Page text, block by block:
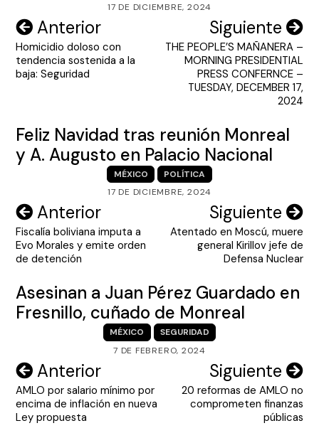
17 DE DICIEMBRE, 2024
Navegación
de
entradas
Anterior
Homicidio doloso con
tendencia sostenida a la
baja: Seguridad
Siguiente
THE PEOPLE’S MAÑANERA –
MORNING PRESIDENTIAL
PRESS CONFERNCE –
TUESDAY, DECEMBER 17,
2024
Feliz Navidad tras reunión Monreal
y A. Augusto en Palacio Nacional
MÉXICO
POLÍTICA
17 DE DICIEMBRE, 2024
Navegación
de
entradas
Anterior
Fiscalía boliviana imputa a
Evo Morales y emite orden
de detención
Siguiente
Atentado en Moscú, muere
general Kirillov jefe de
Defensa Nuclear
Asesinan a Juan Pérez Guardado en
Fresnillo, cuñado de Monreal
MÉXICO
SEGURIDAD
7 DE FEBRERO, 2024
Navegación
de
entradas
Anterior
AMLO por salario mínimo por
encima de inflación en nueva
Ley propuesta
Siguiente
20 reformas de AMLO no
comprometen finanzas
públicas